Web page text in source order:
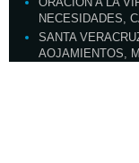
NECESIDADES,
SANTA
AOJAMIENTOS,